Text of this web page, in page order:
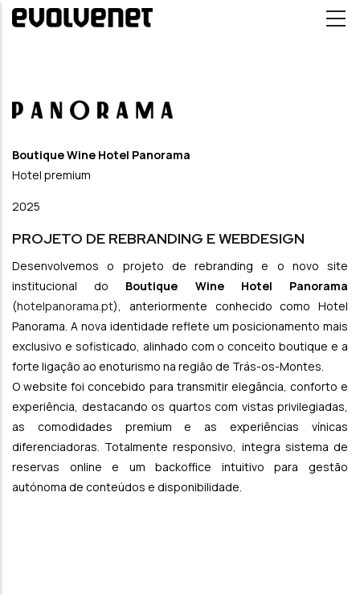
Passar para o conteúdo principal
Boutique Wine Hotel Panorama
Hotel premium
2025
PROJETO DE REBRANDING E WEBDESIGN
Desenvolvemos o projeto de rebranding e o novo site
institucional do Boutique Wine Hotel Panorama
(hotelpanorama.pt), anteriormente conhecido como Hotel
Panorama. A nova identidade reflete um posicionamento mais
exclusivo e sofisticado, alinhado com o conceito boutique e a
forte ligação ao enoturismo na região de Trás-os-Montes.
O website foi concebido para transmitir elegância, conforto e
experiência, destacando os quartos com vistas privilegiadas,
as comodidades premium e as experiências vínicas
diferenciadoras. Totalmente responsivo, integra sistema de
reservas online e um backoffice intuitivo para gestão
autónoma de conteúdos e disponibilidade.